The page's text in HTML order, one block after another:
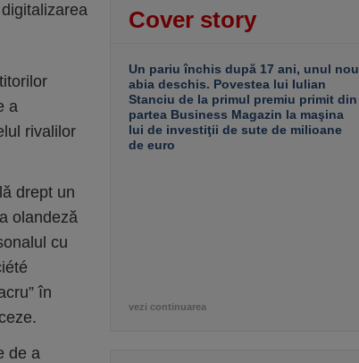
a
rivalilor
drept un
olandeză
cu
în
de a
Cover story
Un pariu închis după 17 ani, unul nou
abia deschis. Povestea lui Iulian
Stanciu de la primul premiu primit din
partea Business Magazin la maşina
lui de investiţii de sute de milioane
de euro
vezi continuarea